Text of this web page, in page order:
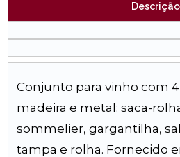
Descrição
Conjunto para vinho com
madeira e metal: saca-
sommelier, gargantilha,
tampa e rolha. Fornecido